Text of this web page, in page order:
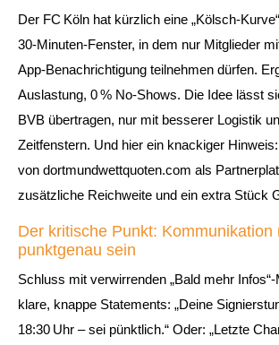
Der FC Köln hat kürzlich eine
30‑Minuten‑Fenster, in dem nur Mitglieder
App‑Benachrichtigung teilnehmen dürfen.
Auslastung, 0 % No‑Shows. Die Idee lässt
BVB übertragen, nur mit besserer Logistik
Zeitfenstern. Und hier ein knackiger
von dortmundwettquoten.com als
zusätzliche Reichweite und ein extra Stück
Der kritische Punkt: Kommunikation
punktgenau sein
Schluss mit verwirrenden „Bald mehr
klare, knappe Statements: „Deine
18:30 Uhr – sei pünktlich.“ Oder: „Letzte